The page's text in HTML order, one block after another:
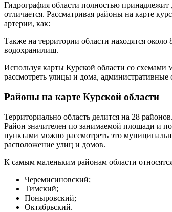
Гидрография области полностью
отличается. Рассматривая районы на карте
артерии, как:
Также на территории области находятся
водохранилищ.
Используя карты Курской области со
рассмотреть улицы и дома,
Районы на карте Курской области
Территориально область делится на 28
Район значителен по занимаемой площади и
пунктами можно рассмотреть это
расположение улиц и домов.
К самым маленьким районам области
Черемисиновский;
Тимский;
Поныровский;
Октябрьский.